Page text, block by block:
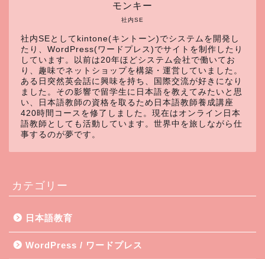
社内SE
モンキー
社内SEとしてkintone(キントーン)でシステムを開発し
たり、WordPress(ワードプレス)でサイトを制作したり
しています。以前は20年ほどシステム会社で働いてお
り、趣味でネットショップを構築・運営していました。
ある日突然英会話に興味を持ち、国際交流が好きになり
ました。その影響で留学生に日本語を教えてみたいと思
い、日本語教師の資格を取るため日本語教師養成講座
420時間コースを修了しました。現在はオンライン日本
語教師としても活動しています。世界中を旅しながら仕
事するのが夢です。
カテゴリー
日本語教育
WordPress / ワードプレス